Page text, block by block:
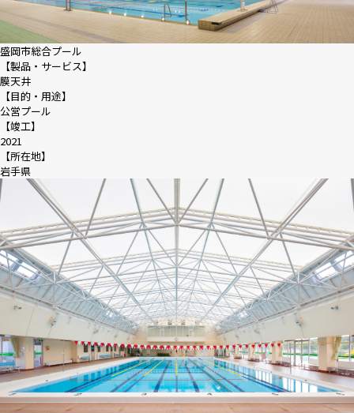
盛岡市総合プール
【製品・サービス】
膜天井
【目的・用途】
公営プール
【竣工】
2021
【所在地】
岩手県